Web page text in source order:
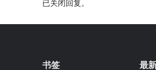
已关闭回复。
书签 最